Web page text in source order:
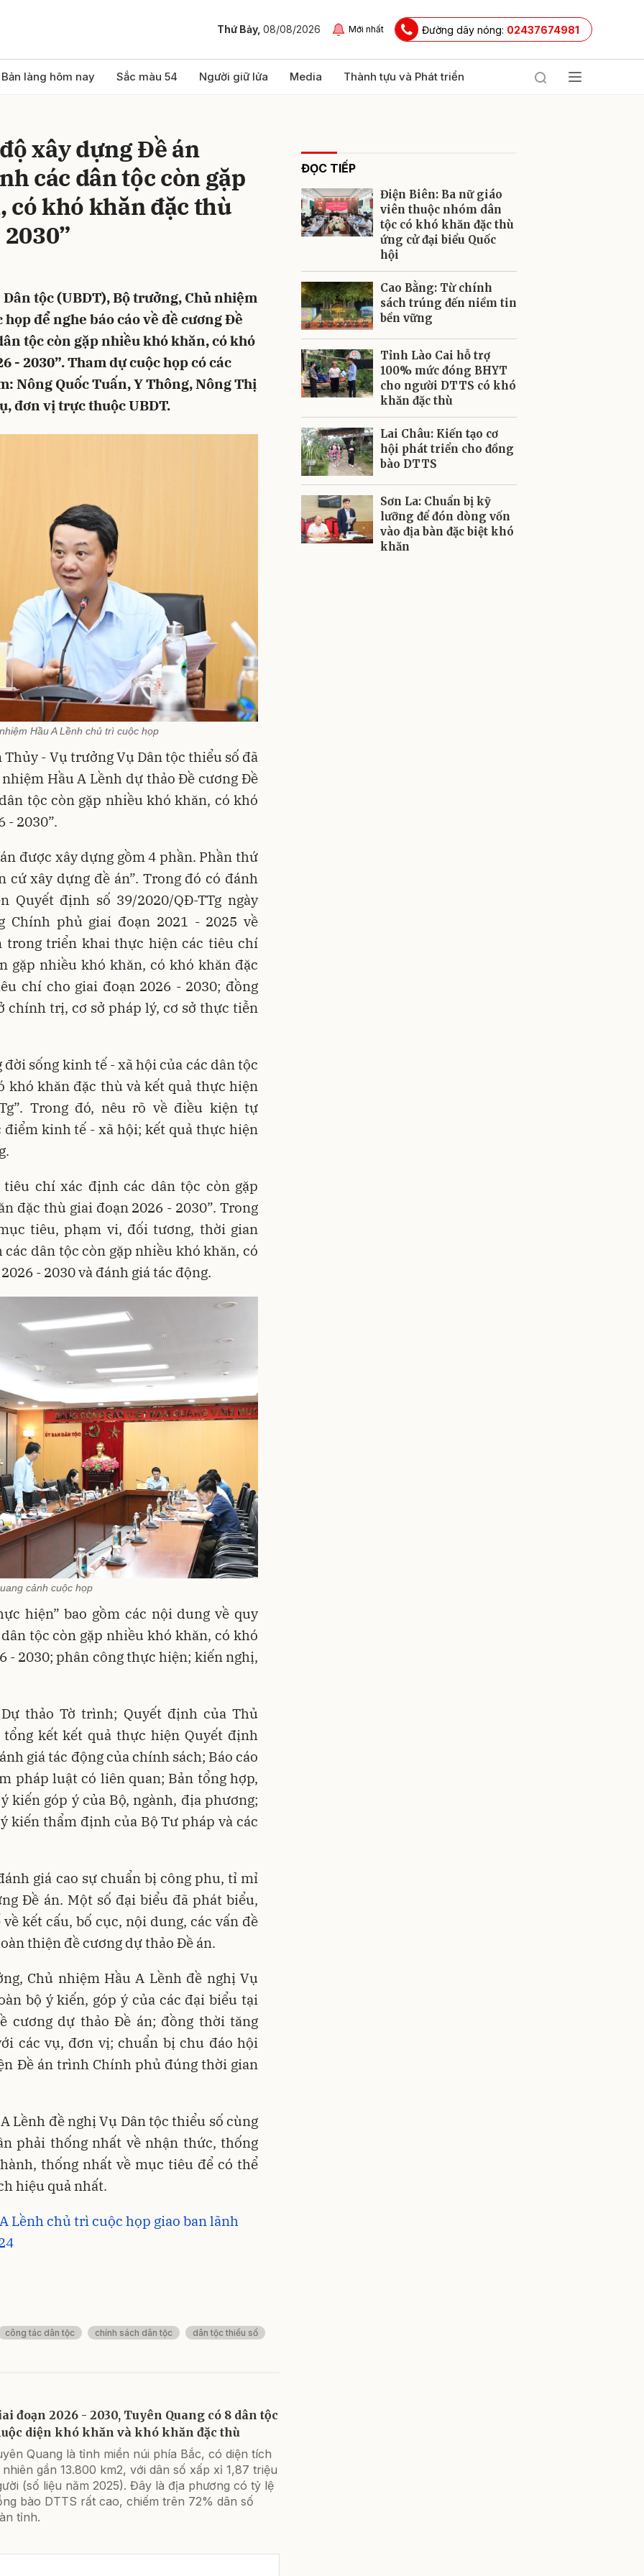
Thứ Bảy, 08/08/2026 Mới nhất Đường dây nóng: 02437674981
Bản làng hôm nay Sắc màu 54 Người giữ lửa Media Thành tựu và Phát triển
xây dựng Đề án
các dân tộc còn gặp
khó khăn đặc thù
tộc (UBDT), Bộ trưởng, Chủ nhiệm
để nghe báo cáo về đề cương Đề
tộc còn gặp nhiều khó khăn, có khó
- 2030”. Tham dự cuộc họp có các
Nông Quốc Tuấn, Y Thông, Nông Thị
đơn vị trực thuộc UBDT.
Hầu A Lềnh chủ trì cuộc họp
- Vụ trưởng Vụ Dân tộc thiểu số đã
Hầu A Lềnh dự thảo Đề cương Đề
tộc còn gặp nhiều khó khăn, có khó
- 2030”.
được xây dựng gồm 4 phần. Phần thứ
cứ xây dựng đề án”. Trong đó có đánh
Quyết định số 39/2020/QĐ-TTg ngày
Chính phủ giai đoạn 2021 - 2025 về
trong triển khai thực hiện các tiêu chí
gặp nhiều khó khăn, có khó khăn đặc
chí cho giai đoạn 2026 - 2030; đồng
chính trị, cơ sở pháp lý, cơ sở thực tiễn
sống kinh tế - xã hội của các dân tộc
khó khăn đặc thù và kết quả thực hiện
Trong đó, nêu rõ về điều kiện tự
kinh tế - xã hội; kết quả thực hiện
chí xác định các dân tộc còn gặp
đặc thù giai đoạn 2026 - 2030”. Trong
tiêu, phạm vi, đối tương, thời gian
dân tộc còn gặp nhiều khó khăn, có
- 2030 và đánh giá tác động.
cảnh cuộc họp
hiện” bao gồm các nội dung về quy
tộc còn gặp nhiều khó khăn, có khó
- 2030; phân công thực hiện; kiến nghị,
thảo Tờ trình; Quyết định của Thủ
kết kết quả thực hiện Quyết định
giá tác động của chính sách; Báo cáo
pháp luật có liên quan; Bản tổng hợp,
kiến góp ý của Bộ, ngành, địa phương;
kiến thẩm định của Bộ Tư pháp và các
giá cao sự chuẩn bị công phu, tỉ mỉ
Đề án. Một số đại biểu đã phát biểu,
kết cấu, bố cục, nội dung, các vấn đề
thiện đề cương dự thảo Đề án.
Chủ nhiệm Hầu A Lềnh đề nghị Vụ
bộ ý kiến, góp ý của các đại biểu tại
cương dự thảo Đề án; đồng thời tăng
các vụ, đơn vị; chuẩn bị chu đáo hội
Đề án trình Chính phủ đúng thời gian
Lềnh đề nghị Vụ Dân tộc thiểu số cùng
phải thống nhất về nhận thức, thống
thống nhất về mục tiêu để có thể
hiệu quả nhất.
Lềnh chủ trì cuộc họp giao ban lãnh
công tác dân tộc chính sách dân tộc dân tộc thiểu số
đoạn 2026 - 2030, Tuyên Quang có 8 dân tộc
diện khó khăn và khó khăn đặc thù
Quang là tỉnh miền núi phía Bắc, có diện tích
gần 13.800 km2, với dân số xấp xỉ 1,87 triệu
(số liệu năm 2025). Đây là địa phương có tỷ lệ
bào DTTS rất cao, chiếm trên 72% dân số
tỉnh.
ĐỌC TIẾP
Điện Biên: Ba nữ giáo
viên thuộc nhóm dân
tộc có khó khăn đặc thù
ứng cử đại biểu Quốc
hội
Cao Bằng: Từ chính
sách trúng đến niềm tin
bền vững
Tỉnh Lào Cai hỗ trợ
100% mức đóng BHYT
cho người DTTS có khó
khăn đặc thù
Lai Châu: Kiến tạo cơ
hội phát triển cho đồng
bào DTTS
Sơn La: Chuẩn bị kỹ
lưỡng để đón dòng vốn
vào địa bàn đặc biệt khó
khăn
luận
Gửi